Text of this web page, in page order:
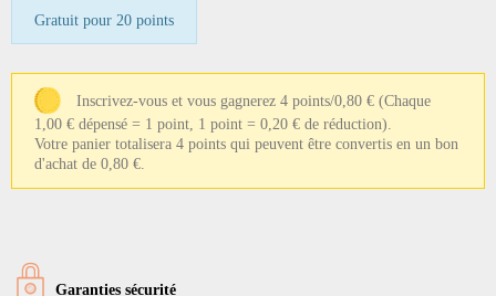
Gratuit pour 20 points
Inscrivez-vous et vous gagnerez 4 points/0,80 € (Chaque
1,00 € dépensé = 1 point, 1 point = 0,20 € de réduction).
Votre panier totalisera 4 points qui peuvent être convertis en un bon
d'achat de 0,80 €.
Garanties sécurité